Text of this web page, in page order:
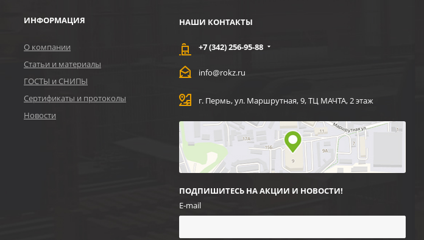
ИНФОРМАЦИЯ
О компании
Статьи и материалы
ГОСТЫ и СНИПЫ
Сертификаты и протоколы
Новости
НАШИ КОНТАКТЫ
+7 (342) 256-95-88
info@rokz.ru
г. Пермь, ул. Маршрутная, 9, ТЦ МАЧТА, 2 этаж
ПОДПИШИТЕСЬ НА АКЦИИ И НОВОСТИ!
E-mail